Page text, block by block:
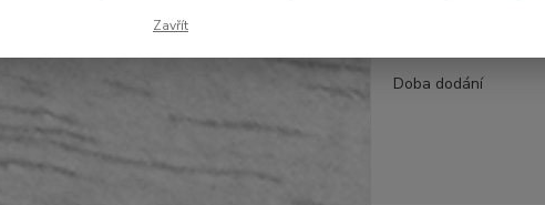
Doba dodání
Zavřít